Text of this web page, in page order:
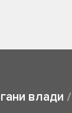
влади